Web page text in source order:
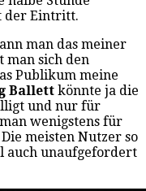
der Eintritt.
man das meiner
man sich den
Publikum meine
Ballett könnte ja die
und nur für
wenigstens für
meisten Nutzer so
auch unaufgefordert